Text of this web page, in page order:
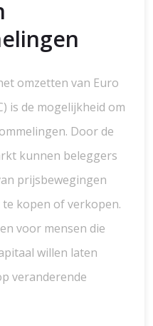
omzetten van Euro
is de mogelijkheid om
Door de
kunnen beleggers
prijsbewegingen
kopen of verkopen.
voor mensen die
willen laten
veranderende